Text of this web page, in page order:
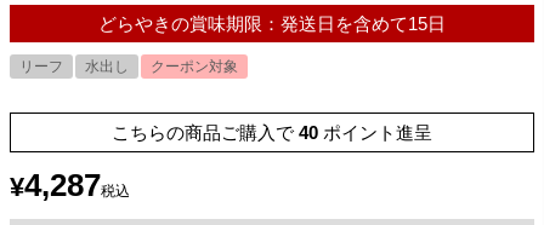
どらやきの賞味期限：発送日を含めて15日
リーフ 水出し クーポン対象
こちらの商品ご購入で 40 ポイント進呈
¥4,287税込